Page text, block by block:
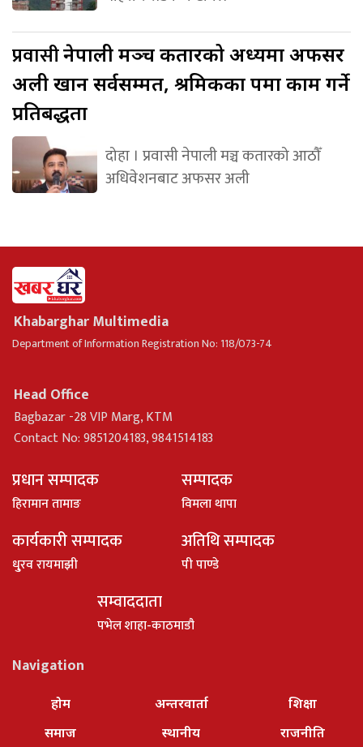
प्रवासीनेपाली मञ्च कतारको अध्यक्षमा अफसर
अली खान सर्वसम्मत, श्रमिकका पक्षमा काम गर्ने
प्रतिबद्धता
दोहा । प्रवासी नेपाली मञ्च कतारको आठौँ
अधिवेशनबाट अफसर अली
Khabarghar Multimedia
Department of Information Registration No: 118/073-74
Head Office
Bagbazar -28 VIP Marg, KTM
Contact No: 9851204183, 9841514183
प्रधान सम्पादक
हिरामान तामाङ
सम्पादक
विमला थापा
कार्यकारी सम्पादक
धु्रव रायमाझी
अतिथि सम्पादक
पी पाण्डे
सम्वाददाता
पभेल शाहा-काठमाडौ
Navigation
होम
समाज
अन्तरवार्ता
स्थानीय
शिक्षा
राजनीति